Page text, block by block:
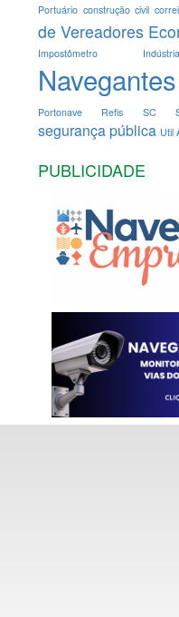
Portuário construção civil
de Vereadores
Impostômetro Indústria
Navegantes
Portonave
Refis SC
segurança pública Util
PUBLICIDADE